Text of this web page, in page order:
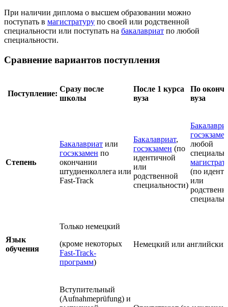
При наличии диплома о высшем образовании можно
поступать в магистратуру по своей или родственной
специальности или поступать на бакалавриат по любой
специальности.
Сравнение вариантов поступления
Поступление:
Сразу после
школы
После 1 курса
вуза
По
вуза
Степень
Бакалавриат или
госэкзамен по
окончании
штудиенколлега или
Fast-Track
Бакалавриат,
госэкзамен (по
идентичной
или
родственной
специальности)
любой
(по
или
Язык
обучения
Только немецкий
(кроме некоторых
Fast-Track-
программ)
Немецкий или английский
Вступительный
(Aufnahmeprüfung) и